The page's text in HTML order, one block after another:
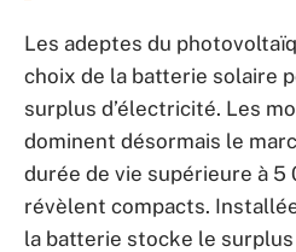
Les adeptes du
choix de la batterie solaire
surplus d’électricité. Les
dominent désormais le
durée de vie supérieure à 5
révèlent compacts.
la batterie stocke le